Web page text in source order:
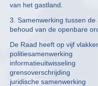
van het gastland.
3. Samenwerking tussen
behoud van de openbare
De Raad heeft op vijf
politiesamenwerking
informatieuitwisseling
grensoverschrijding
juridische samenwerking